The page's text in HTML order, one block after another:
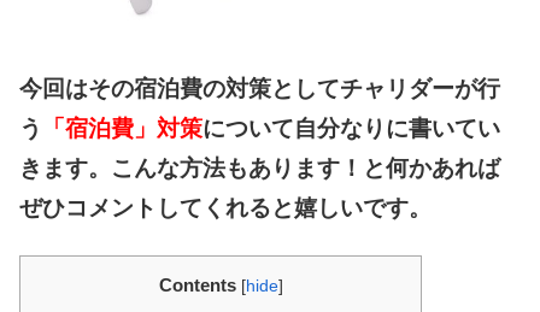
今回はその宿泊費の対策としてチャリダーが行
う
「宿泊費」対策について自分なりに書いてい
きます。 こんな方法もあります！と何かあれば
ぜひコメントして くれると嬉しいです。
Contents [hide]